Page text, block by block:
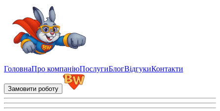
Блог для студентів: як замовити курсову, дипломну, есе –
ГоловнаПро компаніюПослугиБлогВідгукиКонтакти
Замовити роботу